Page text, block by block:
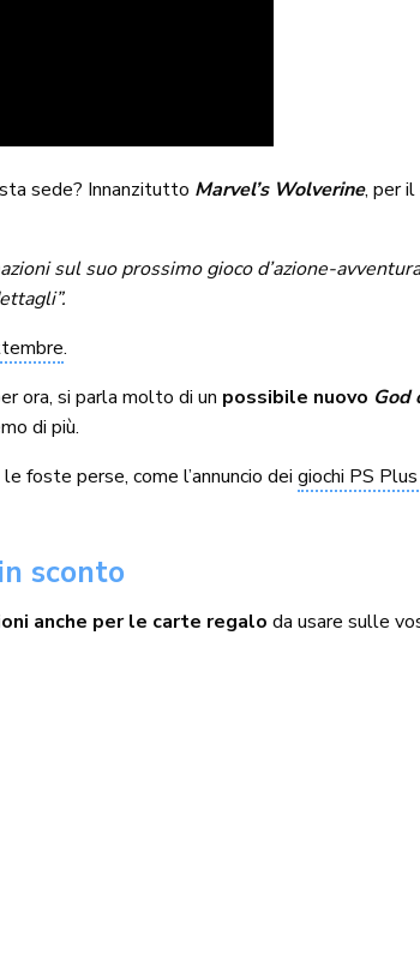
sede? Innanzitutto Marvel’s Wolverine, per
sul suo prossimo gioco d’azione-
.
ora, si parla molto di un possibile nuovo God
di più.
foste perse, come l’annuncio deigiochi PS
sconto
anche per le carte regalo da usare sulle